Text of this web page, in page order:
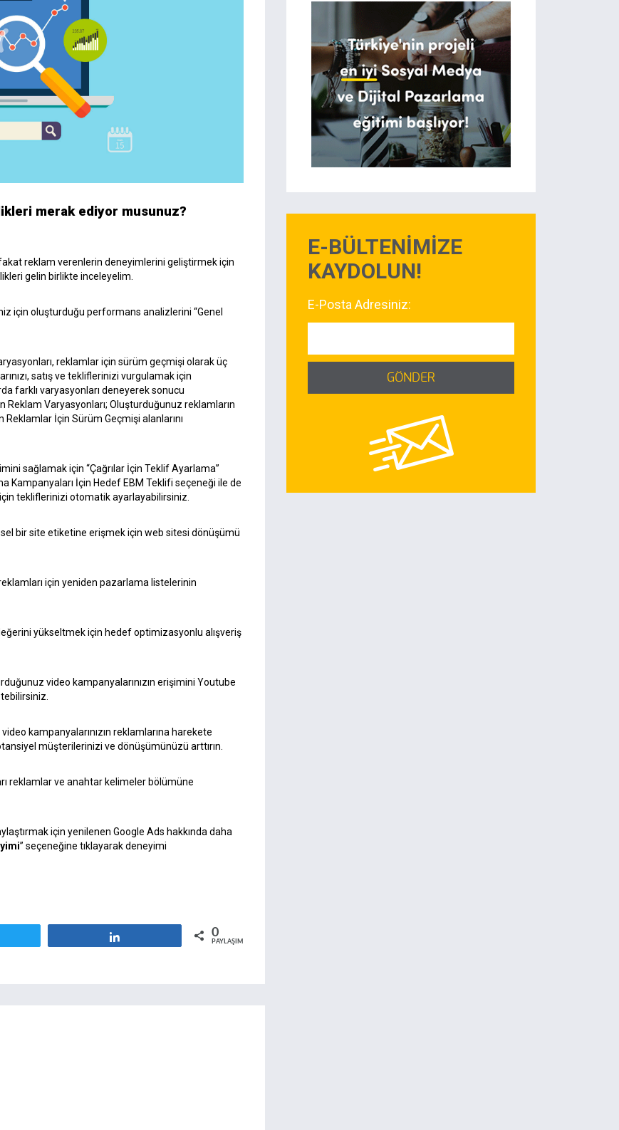
merak ediyor musunuz?
reklam verenlerin deneyimlerini geliştirmek için
gelin birlikte inceleyelim.
için oluşturduğu performans analizlerini “Genel
reklamlar için sürüm geçmişi olarak üç
satış ve tekliflerinizi vurgulamak için
farklı varyasyonları deneyerek sonucu
Varyasyonları; Oluşturduğunuz reklamların
İçin Sürüm Geçmişi alanlarını
sağlamak için “Çağrılar İçin Teklif Ayarlama”
Kampanyaları İçin Hedef EBM Teklifi seçeneği ile de
tekliflerinizi otomatik ayarlayabilirsiniz.
bir site etiketine erişmek için web sitesi dönüşümü
için yeniden pazarlama listelerinin
yükseltmek için hedef optimizasyonlu alışveriş
video kampanyalarınızın erişimini Youtube
kampanyalarınızın reklamlarına harekete
müşterilerinizi ve dönüşümünüzü arttırın.
reklamlar ve anahtar kelimeler bölümüne
için yenilenen Google Ads hakkında daha
” seçeneğine tıklayarak deneyimi
0
PAYLAŞIMLAR
E-BÜLTENİMİZE
KAYDOLUN!
E-Posta Adresiniz:
GÖNDER